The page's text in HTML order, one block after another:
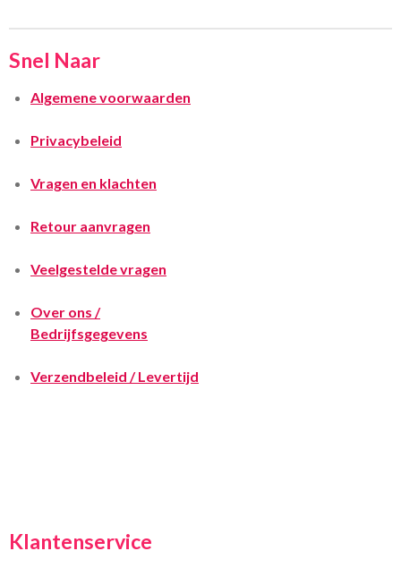
Snel Naar
Algemene voorwaarden
Privacybeleid
Vragen en klachten
Retour aanvragen
Veelgestelde vragen
Over ons /
Bedrijfsgegevens
Verzendbeleid / Levertijd
Klantenservice